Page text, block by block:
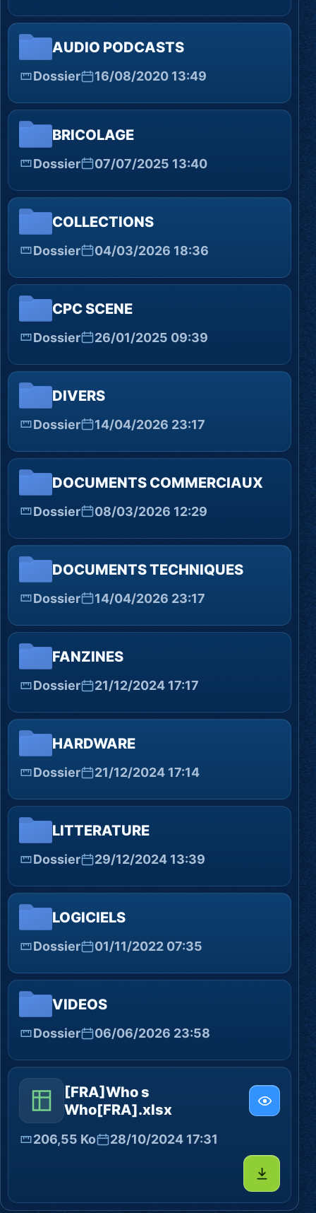
AUDIO PODCASTS
Dossier 16/08/2020 13:49
BRICOLAGE
Dossier 07/07/2025 13:40
COLLECTIONS
Dossier 04/03/2026 18:36
CPC SCENE
Dossier 26/01/2025 09:39
DIVERS
Dossier 14/04/2026 23:17
DOCUMENTS COMMERCIAUX
Dossier 08/03/2026 12:29
DOCUMENTS TECHNIQUES
Dossier 14/04/2026 23:17
FANZINES
Dossier 21/12/2024 17:17
HARDWARE
Dossier 21/12/2024 17:14
LITTERATURE
Dossier 29/12/2024 13:39
LOGICIELS
Dossier 01/11/2022 07:35
VIDEOS
Dossier 06/06/2026 23:58
[FRA]Who s
Who[FRA].xlsx
206,55 Ko 28/10/2024 17:31